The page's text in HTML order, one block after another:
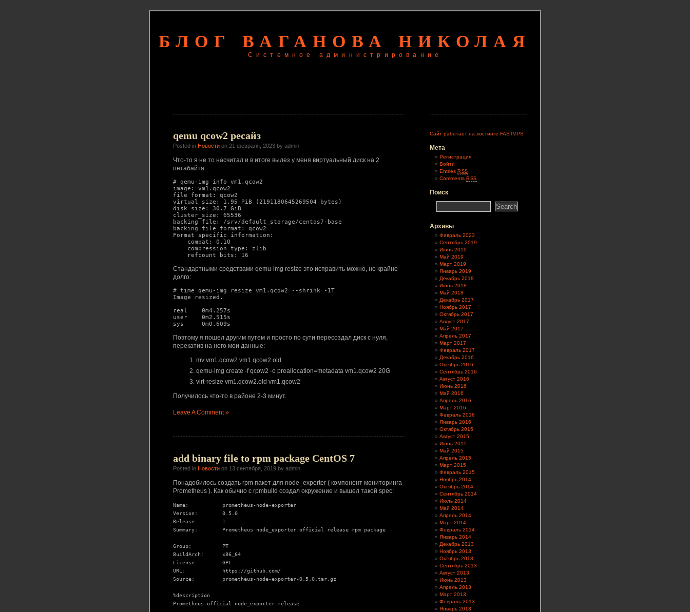
БЛОГ ВАГАНОВА НИКОЛАЯ
Системное администрирование
qemu qcow2 ресайз
Posted in Новости on 21 февраля, 2023 by admin
Что-то я не то насчитал и в итоге вылез у меня виртуальный диск на 2
петабайта:
# qemu-img info vm1.qcow2
image: vm1.qcow2
file format: qcow2
virtual size: 1.95 PiB (2191180645269504 bytes)
disk size: 30.7 GiB
cluster_size: 65536
backing file: /srv/default_storage/centos7-base
backing file format: qcow2
Format specific information:
    refcount bits: 16
Стандартными средствами qemu-img resize это исправить можно, но крайне
долго:
# time qemu-img resize vm1.qcow2 --shrink -1T
Image resized.
real    0m4.257s
user    0m2.515s
Поэтому я пошел другим путем и просто по сути пересоздал диск с нуля,
перекатив на него мои данные:
mv vm1.qcow2 vm1.qcow2.old
qemu-img create -f qcow2 -o preallocation=metadata vm1.qcow2 20G
virt-resize vm1.qcow2.old vm1.qcow2
Получилось что-то в районе 2-3 минут.
Leave A Comment »
add binary file to rpm package CentOS 7
Posted in Новости on 13 сентября, 2019 by admin
Понадобилось создать rpm пакет для node_exporter ( компонент мониторинга
Prometheus ). Как обычно с rpmbuild создал окружение и вышел такой spec:
Name:           prometheus-node-exporter
Version:        0.5.0
Release:        1
Summary:        Prometheus node_exporter official release rpm package
Group:          PT
BuildArch:      x86_64
License:        GPL
URL:            https://github.com/
Source:         prometheus-node-exporter-0.5.0.tar.gz
%description
Prometheus official node_exporter release
Сайт работает на хостинге FASTVPS
Мета
Регистрация
Войти
Entries RSS
Comments RSS
Поиск
Архивы
Февраль 2023
Сентябрь 2019
Июнь 2019
Май 2019
Март 2019
Январь 2019
Декабрь 2018
Июнь 2018
Май 2018
Декабрь 2017
Ноябрь 2017
Октябрь 2017
Август 2017
Май 2017
Апрель 2017
Март 2017
Февраль 2017
Декабрь 2016
Октябрь 2016
Сентябрь 2016
Август 2016
Июнь 2016
Май 2016
Апрель 2016
Март 2016
Февраль 2016
Январь 2016
Октябрь 2015
Август 2015
Июнь 2015
Май 2015
Апрель 2015
Март 2015
Февраль 2015
Ноябрь 2014
Октябрь 2014
Сентябрь 2014
Июль 2014
Май 2014
Апрель 2014
Март 2014
Февраль 2014
Январь 2014
Декабрь 2013
Ноябрь 2013
Октябрь 2013
Сентябрь 2013
Август 2013
Июнь 2013
Апрель 2013
Март 2013
Февраль 2013
Январь 2013